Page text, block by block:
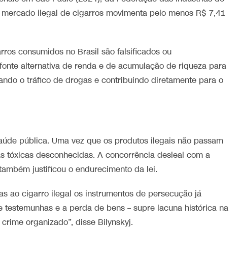
ilegal de cigarros movimenta pelo menos R$ 7,41
consumidos no Brasil são falsificados ou
alternativa de renda e de acumulação de riqueza para
o tráfico de drogas e contribuindo diretamente para o
pública. Uma vez que os produtos ilegais não passam
tóxicas desconhecidas. A concorrência desleal com a
justificou o endurecimento da lei.
ao cigarro ilegal os instrumentos de persecução já
e a perda de bens – supre lacuna histórica na
organizado”, disse Bilynskyj.